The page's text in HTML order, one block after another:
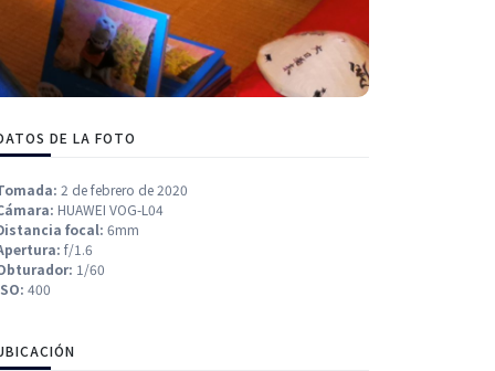
DE LA FOTO
2 de febrero de 2020
HUAWEI VOG-L04
focal: 6mm
f/1.6
1/60
400